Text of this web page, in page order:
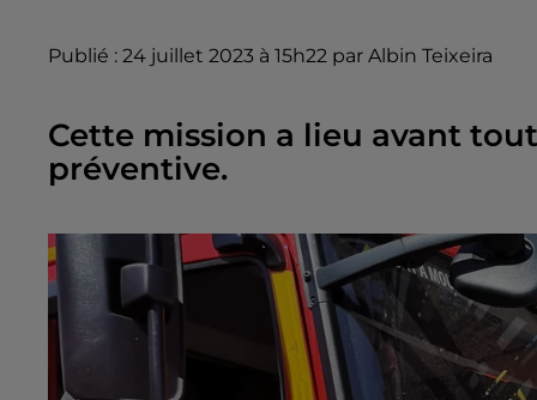
Publié : 24 juillet 2023 à 15h22 par Albin Teixeira
Cette mission a lieu avant
préventive.